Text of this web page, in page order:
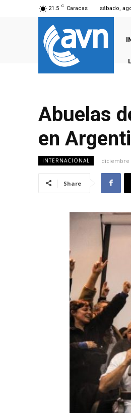
21.5 C Caracas sábado,
Abuelas
en
INTERNACIONAL diciembre
Share